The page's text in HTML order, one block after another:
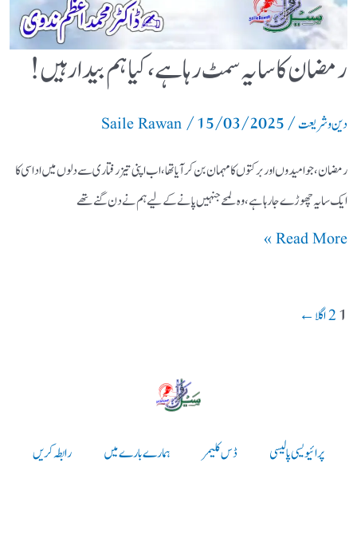
رمضان کا سایہ سمٹ رہا ہے، کیا ہم بیدار ہیں!
دین و شریعت/
Saile Rawan /15/03/2025
رمضان، جو امیدوں اور برکتوں کا مہمان بن کر آیا تھا، اب اپنی تیز رفتاری سے دلوں میں اداسی کا
ایک سایہ چھوڑے جا رہا ہے، وہ لمحے جنہیں پانے کے لیے ہم نے دن گنے تھے
Read More »
1
2اگلا←
پرائیویسی پالیسی ڈس کلیمر ہمارے بارے میں رابطہ کریں